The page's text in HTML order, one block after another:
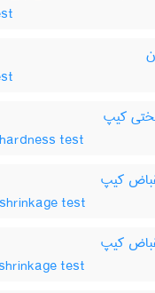
کیپ
test
کیپ
test
کیپ
test